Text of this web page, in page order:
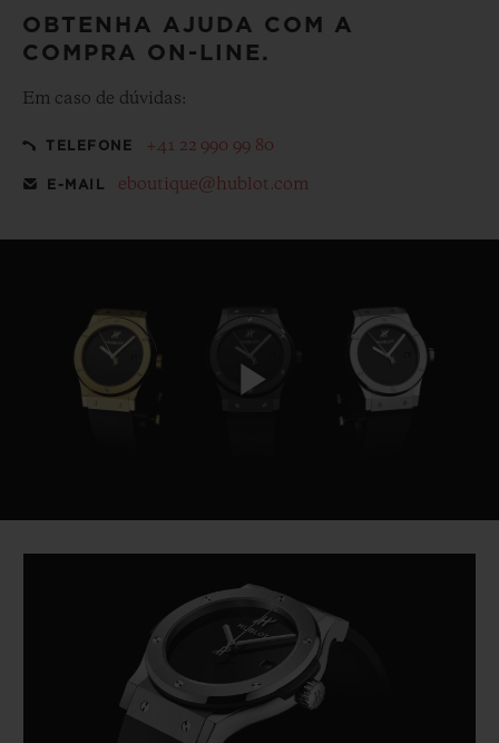
OBTENHA AJUDA COM A
COMPRA ON-LINE.
Em caso de dúvidas:
TELEFONE +41 22 990 99 80
E-MAIL eboutique@hublot.com
Play
Video